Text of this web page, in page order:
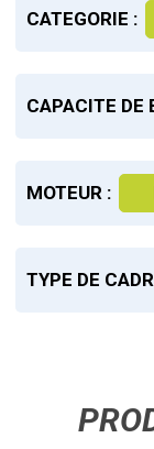
CATEGORIE :
CAPACITE DE
MOTEUR :
TYPE DE